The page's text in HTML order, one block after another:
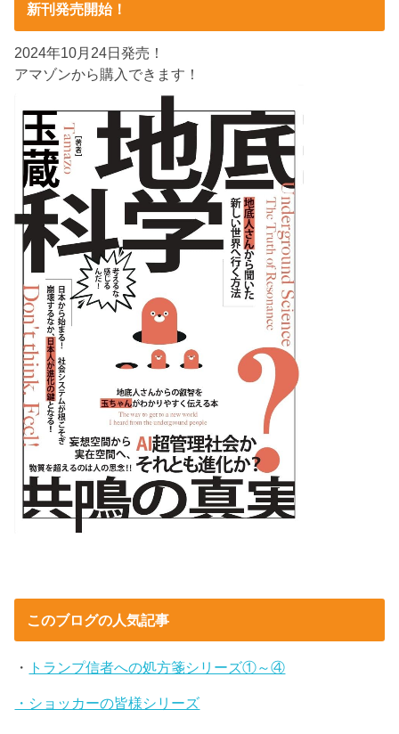
新刊発売開始！
2024年10月24日発売！
アマゾンから購入できます！
このブログの人気記事
・ トランプ信者への処方箋シリーズ①～④
・ショッカーの皆様シリーズ